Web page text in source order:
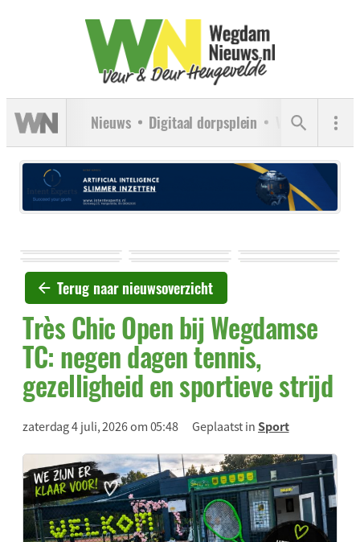
Nieuws Digitaal dorpsplein Verenigingen
Terug naar nieuwsoverzicht
Très Chic Open bij Wegdamse
TC: negen dagen tennis,
gezelligheid en sportieve strijd
zaterdag 4 juli, 2026 om 05:48 Geplaatst inSport